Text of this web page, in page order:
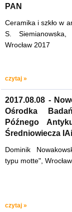
PAN
Ceramika i szkło w
S.
Wrocław 2017
czytaj »
2017.08.08 -
Ośrodka
Późnego
Średniowiecza
Dominik
typu motte",
czytaj »